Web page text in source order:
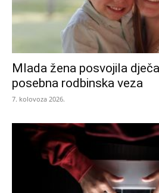
Mlada žena posvojila
posebna rodbinska veza
7. kolovoza 2026.